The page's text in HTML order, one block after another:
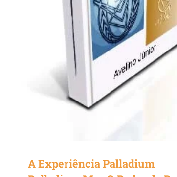
A Experiência Palladium